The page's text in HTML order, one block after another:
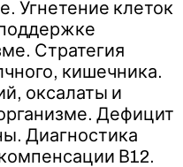
Угнетение клеток
Стратегия
кишечника.
оксалаты и
Дефицит
Диагностика
В12.